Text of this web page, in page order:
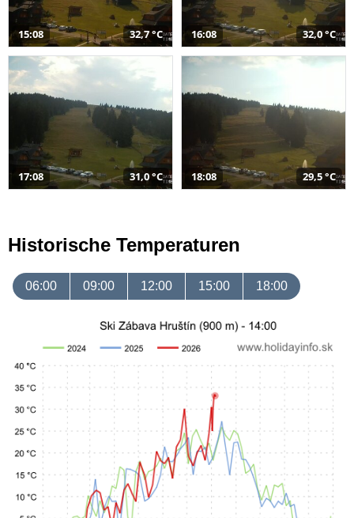
15:08 32,7 °C 16:08 32,0 °C
17:08 31,0 °C 18:08 29,5 °C
Historische Temperaturen
06:00 09:00 12:00 15:00 18:00